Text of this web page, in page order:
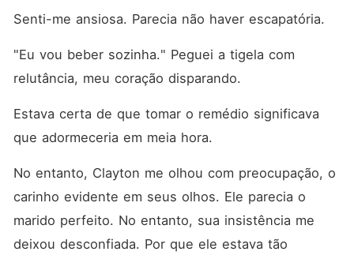
Senti-me ansiosa. Parecia não haver escapatória.
"Eu vou beber sozinha." Peguei a tigela com
relutância, meu coração disparando.
Estava certa de que tomar o remédio significava
que adormeceria em meia hora.
No entanto, Clayton me olhou com preocupação, o
carinho evidente em seus olhos. Ele parecia o
marido perfeito. No entanto, sua insistência me
deixou desconfiada. Por que ele estava tão